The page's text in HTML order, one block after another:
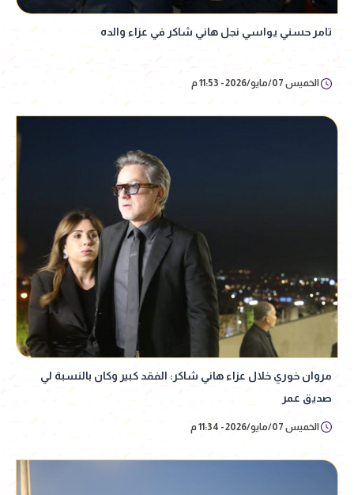
تامر حسني يواسي نجل هاني شاكر في عزاء والده
الخميس 07/مايو/2026 - 11:53 م
مروان خوري خلال عزاء هاني شاكر: الفقد كبير وكان بالنسبة لي
صديق عمر
الخميس 07/مايو/2026 - 11:34 م